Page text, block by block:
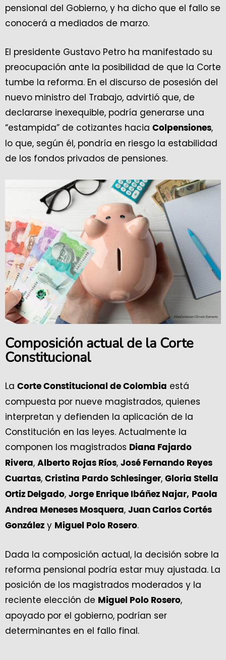
pensional del Gobierno, y ha dicho que el fallo se
conocerá a mediados de marzo.
El presidente Gustavo Petro ha manifestado su
preocupación ante la posibilidad de que la Corte
tumbe la reforma. En el discurso de posesión del
nuevo ministro del Trabajo, advirtió que, de
declararse inexequible, podría generarse una
“estampida” de cotizantes hacia Colpensiones,
lo que, según él, pondría en riesgo la estabilidad
de los fondos privados de pensiones.
Composición actual de la Corte
Constitucional
La Corte Constitucional de Colombia está
compuesta por nueve magistrados, quienes
interpretan y defienden la aplicación de la
Constitución en las leyes. Actualmente la
componen los magistrados Diana Fajardo
Rivera, Alberto Rojas Ríos, José Fernando Reyes
Cuartas, Cristina Pardo Schlesinger, Gloria Stella
Ortiz Delgado, Jorge Enrique Ibáñez Najar, Paola
Andrea Meneses Mosquera, Juan Carlos Cortés
González y Miguel Polo Rosero.
Dada la composición actual, la decisión sobre la
reforma pensional podría estar muy ajustada. La
posición de los magistrados moderados y la
reciente elección de Miguel Polo Rosero,
apoyado por el gobierno, podrían ser
determinantes en el fallo final.